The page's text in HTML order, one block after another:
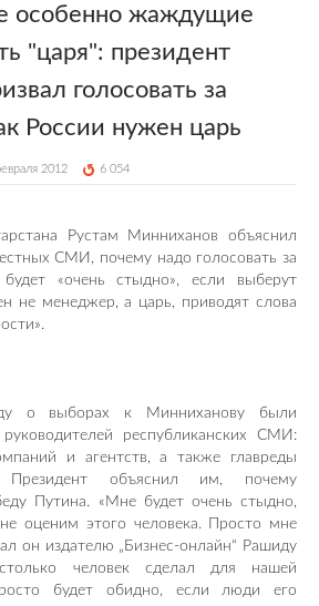
особенно жаждущие
"царя": президент
голосовать за
России нужен царь
2012 6 054
Рустам Минниханов объяснил
СМИ, почему надо голосовать за
«очень стыдно», если выберут
не менеджер, а царь, приводят слова
о выборах к Минниханову были
республиканских СМИ:
и агентств, а также главреды
Президент объяснил им, почему
Путина. «Мне будет очень стыдно,
оценим этого человека. Просто мне
он издателю „Бизнес-онлайн“ Рашиду
человек сделал для нашей
будет обидно, если люди его